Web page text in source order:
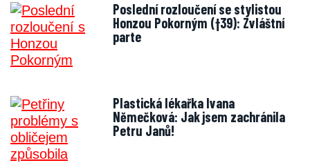
Poslední rozloučení se stylistou
Honzou Pokorným (†39): Zvláštní
parte
Plastická lékařka Ivana
Němečková: Jak jsem zachránila
Petru Janů!